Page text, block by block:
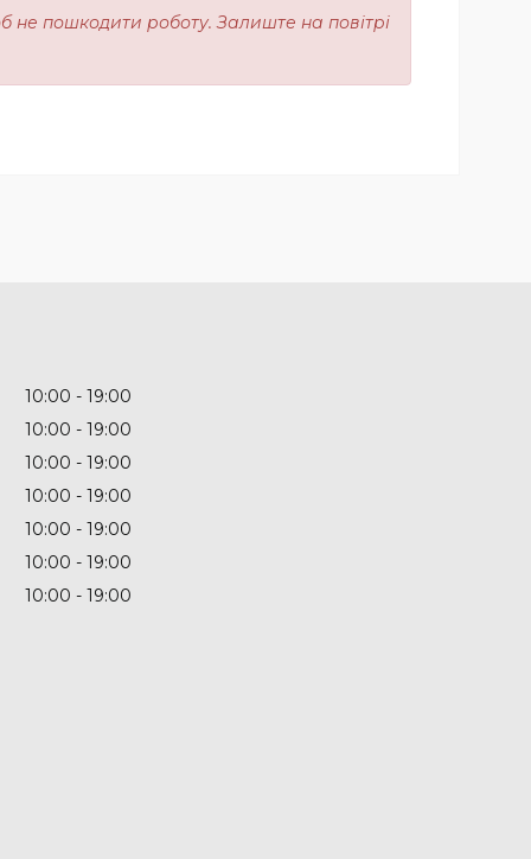
не пошкодити роботу. Залиште на повітрі
10:00
19:00
10:00
19:00
10:00
19:00
10:00
19:00
10:00
19:00
10:00
19:00
10:00 19:00